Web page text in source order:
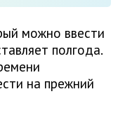
можно ввести
полгода.
на прежний